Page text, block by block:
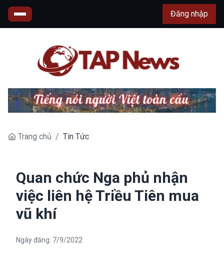
Đăng nhập
Trang chủ / Tin Tức
Quan chức Nga phủ nhận
việc liên hệ Triều Tiên mua
vũ khí
Ngày đăng: 7/9/2022